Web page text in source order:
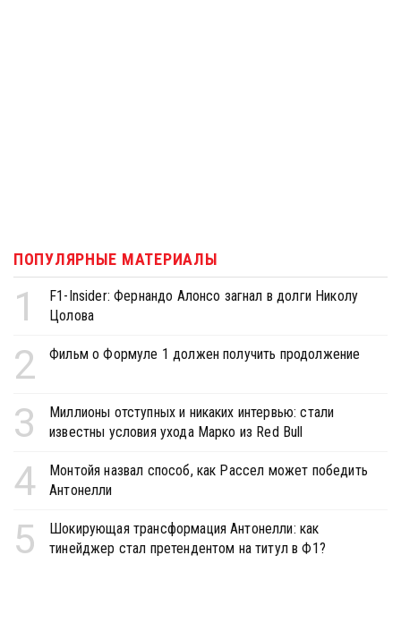
ПОПУЛЯРНЫЕ МАТЕРИАЛЫ
1
F1-Insider: Фернандо Алонсо загнал в долги Николу
Цолова
2 Фильм о Формуле 1 должен получить продолжение
3
Миллионы отступных и никаких интервью: стали
известны условия ухода Марко из Red Bull
4
Монтойя назвал способ, как Рассел может победить
Антонелли
5
Шокирующая трансформация Антонелли: как
тинейджер стал претендентом на титул в Ф1?